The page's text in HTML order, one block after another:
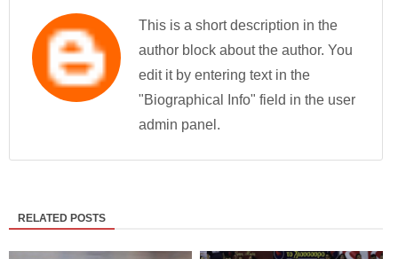
This is a short description in the
author block about the author. You
edit it by entering text in the
"Biographical Info" field in the user
admin panel.
RELATED POSTS